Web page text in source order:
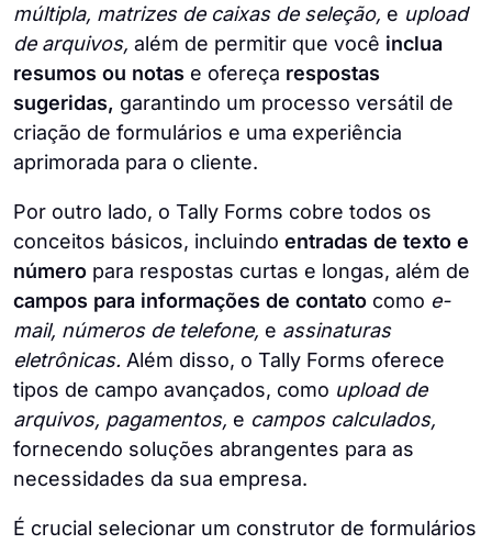
múltipla, matrizes de caixas de seleção, e upload
de arquivos, além de permitir que você inclua
resumos ou notas e ofereça respostas
sugeridas, garantindo um processo versátil de
criação de formulários e uma experiência
aprimorada para o cliente.
Por outro lado, o Tally Forms cobre todos os
conceitos básicos, incluindo entradas de texto e
número para respostas curtas e longas, além de
campos para informações de contato como e-
mail, números de telefone, e assinaturas
eletrônicas. Além disso, o Tally Forms oferece
tipos de campo avançados, como upload de
arquivos, pagamentos, e campos calculados,
fornecendo soluções abrangentes para as
necessidades da sua empresa.
É crucial selecionar um construtor de formulários